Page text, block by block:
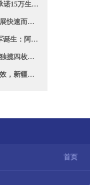
侄子考上大学, 老公承诺15万生活费他全包, 我提出离婚: 自己管
芝加哥小麦因收获进展快速而下跌 3%，玉米和大豆亦下跌
短短7小时，两个冠军诞生：阿根廷卫冕美洲杯，西班牙再夺欧洲杯
14岁体操天才张恩瑞独揽四枚金牌，广西再现李宁般辉煌
又败北，齐麟首发无效，新疆负湖北，全运会0胜6负_进攻_防守_比赛
首页